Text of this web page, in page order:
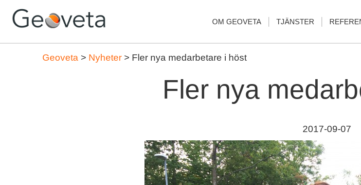
OM GEOVETA TJÄNSTER
Geoveta > Nyheter > Fler nya medarbetare i höst
Fler nya
2017-09-07